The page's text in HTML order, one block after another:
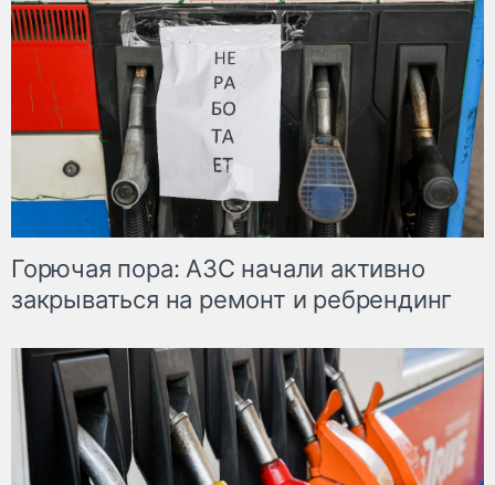
Горючая пора: АЗС начали активно
закрываться на ремонт и ребрендинг